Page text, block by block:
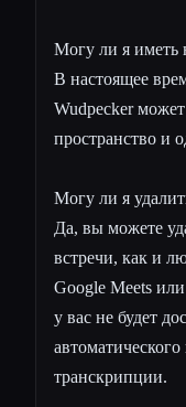
Могу ли я иметь
В настоящее
Wudpecker
пространство и
Могу ли я
Да, вы можете
встречи, как и
Google Meets или
у вас не будет
транскрипции.